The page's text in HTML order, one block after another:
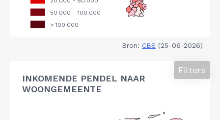
Bron: CBS (25-06-2026)
INKOMENDE PENDEL NAAR
WOONGEMEENTE
Filters